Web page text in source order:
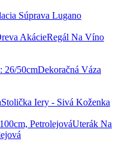
Súprava Lugano
Regál Na Víno
Dekoračná Váza
Stolička Iery - Sivá Koženka
Uterák Na